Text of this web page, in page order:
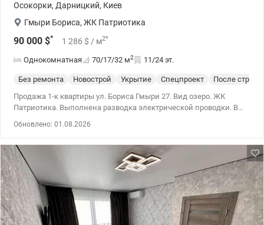
Осокорки, Дарницкий, Киев
Гмыри Бориса, ЖК Патриотика
90 000 $* 1 286 $ / м2*
Однокомнатная 70/17/32 м2 11/24 эт.
Без ремонта Новострой Укрытие Спецпроект
После
Продажа 1-к квартиры ул. Бориса Гмыри 27. Вид озеро. ЖК
Патриотика. Выполнена разводка электрической проводки. В
Обновлено: 01.08.2026